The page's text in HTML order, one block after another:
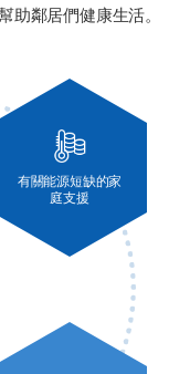
助鄰居們健康生活。
有關能源短缺的家
庭支援